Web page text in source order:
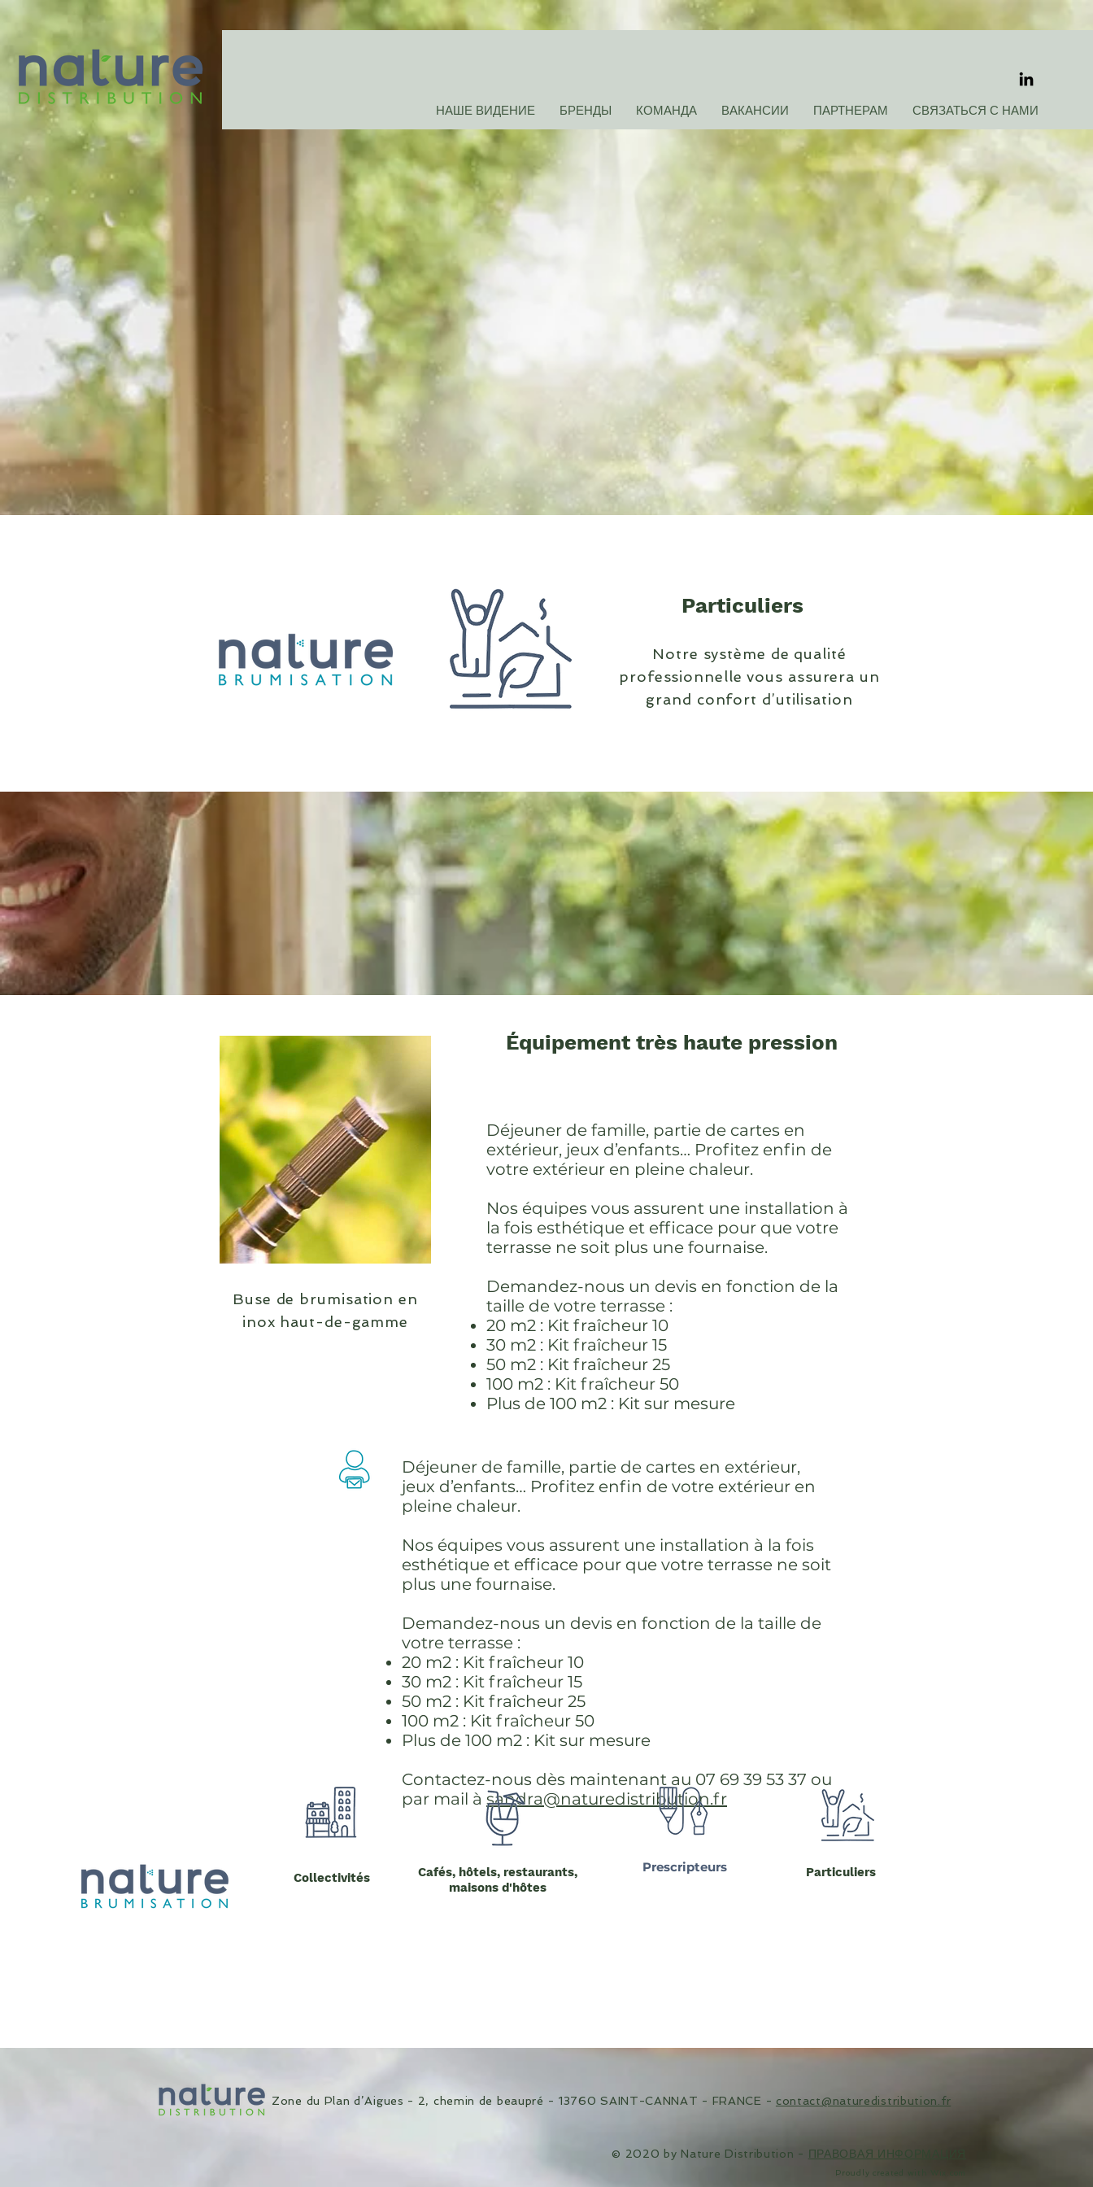
НАШЕ ВИДЕНИЕ БРЕНДЫ КОМАНДА ВАКАНСИИ ПАРТНЕРАМ СВЯЗАТЬСЯ С НАМИ
Particuliers
Notre système de qualité
professionnelle vous assurera un
grand confort d’utilisation
Buse de brumisation en
inox haut-de-gamme
Équipement très haute pression
Déjeuner de famille, partie de cartes en
extérieur, jeux d’enfants… Profitez enfin de
votre extérieur en pleine chaleur.
Nos équipes vous assurent une installation à
la fois esthétique et efficace pour que votre
terrasse ne soit plus une fournaise.
Demandez-nous un devis en fonction de la
taille de votre terrasse :
20 m2 : Kit fraîcheur 10
30 m2 : Kit fraîcheur 15
50 m2 : Kit fraîcheur 25
100 m2 : Kit fraîcheur 50
Plus de 100 m2 : Kit sur mesure
Déjeuner de famille, partie de cartes en extérieur,
jeux d’enfants… Profitez enfin de votre extérieur en
pleine chaleur.
Nos équipes vous assurent une installation à la fois
esthétique et efficace pour que votre terrasse ne soit
plus une fournaise.
Demandez-nous un devis en fonction de la taille de
votre terrasse :
20 m2 : Kit fraîcheur 10
30 m2 : Kit fraîcheur 15
50 m2 : Kit fraîcheur 25
100 m2 : Kit fraîcheur 50
Plus de 100 m2 : Kit sur mesure
Contactez-nous dès maintenant au 07 69 39 53 37 ou
par mail à sandra@naturedistribution.fr
Particuliers
Collectivités
Cafés, hôtels, restaurants,
maisons d'hôtes
Prescripteurs
Zone du Plan d’Aigues - 2, chemin de beaupré - 13760 SAINT-CANNAT - FRANCE - contact@naturedistribution.fr
© 2020 by Nature Distribution - ПРАВОВАЯ ИНФОРМАЦИЯ
Proudly created with